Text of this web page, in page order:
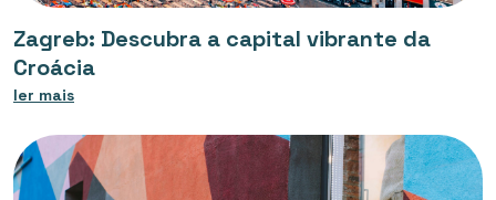
Zagreb: Descubra a capital vibrante da
Croácia
ler mais